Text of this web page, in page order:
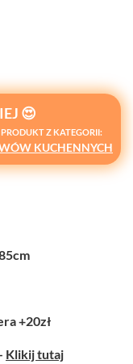
😍
Z KATEGORII:
KUCHENNYCH
+20zł
Klikij tutaj